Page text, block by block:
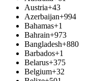
Austria+43
Azerbaijan+994
Bahamas+1
Bahrain+973
Bangladesh+880
Barbados+1
Belarus+375
Belgium+32